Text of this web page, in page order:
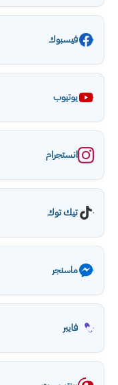
فيسبوك
يوتيوب
انستجرام
تيك توك
ماسنجر
فايبر